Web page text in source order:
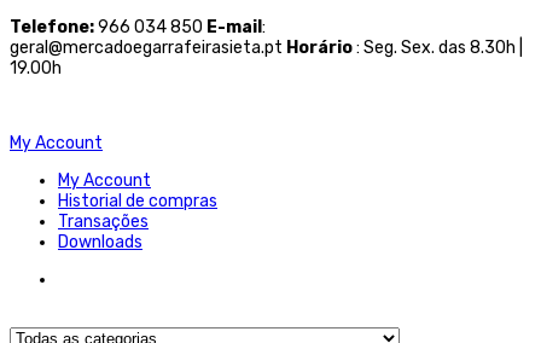
Telefone:966 034 850 E-mail :
geral@mercadoegarrafeirasieta.pt Horário: Seg. Sex. das 8.30h |
19.00h
My Account
My Account
Historial de compras
Transações
Downloads